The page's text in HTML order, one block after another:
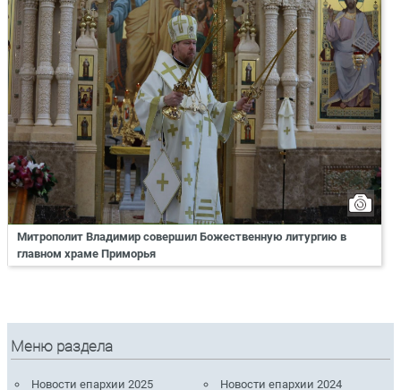
Митрополит Владимир совершил Божественную литургию в
главном храме Приморья
Меню раздела
Новости епархии 2025
Новости епархии 2024